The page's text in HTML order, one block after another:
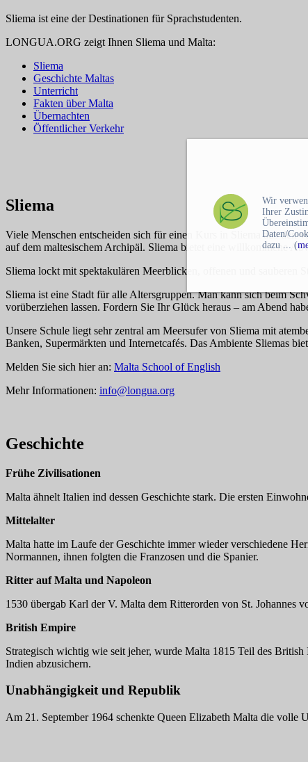
Wir
Ihrer
Daten/
dazu ... (
Sliema ist eine der Destinationen für Sprachstudenten.
LONGUA.ORG zeigt Ihnen Sliema und Malta:
Sliema
Geschichte Maltas
Unterricht
Fakten über Malta
Übernachten
Öffentlicher Verkehr
Sliema
Viele Menschen entscheiden sich für einen Kurs in Sliema aus den
auf dem maltesischem Archipäl. Sliema bietet eine willkommene
Sliema lockt mit spektakulären Meerblicken, offenen und sauberen
Sliema ist eine Stadt für alle Altersgruppen. Man kann sich beim
vorüberziehen lassen. Fordern Sie Ihr Glück heraus – am Abend
Unsere Schule liegt sehr zentral am Meersufer von Sliema mit
Banken, Supermärkten und Internetcafés. Das Ambiente Sliemas
Melden Sie sich hier an: Malta School of English
Mehr Informationen: info@longua.org
Geschichte
Frühe Zivilisationen
Malta ähnelt Italien ind dessen Geschichte stark. Die ersten
Mittelalter
Malta hatte im Laufe der Geschichte immer wieder verschiedene
Normannen, ihnen folgten die Franzosen und die Spanier.
Ritter auf Malta und Napoleon
1530 übergab Karl der V. Malta dem Ritterorden von St. Johannes
British Empire
Strategisch wichtig wie seit jeher, wurde Malta 1815 Teil des
Indien abzusichern.
Unabhängigkeit und Republik
Am 21. September 1964 schenkte Queen Elizabeth Malta die volle